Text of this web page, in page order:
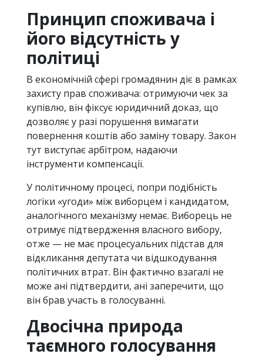
Принцип споживача і
його відсутність у
політиці
В економічній сфері громадянин діє в рамках
захисту прав споживача: отримуючи чек за
купівлю, він фіксує юридичний доказ, що
дозволяє у разі порушення вимагати
повернення коштів або заміну товару. Закон
тут виступає арбітром, надаючи
інструменти компенсації.
У політичному процесі, попри подібність
логіки «угоди» між виборцем і кандидатом,
аналогічного механізму немає. Виборець не
отримує підтвердження власного вибору,
отже — не має процесуальних підстав для
відкликання депутата чи відшкодування
політичних втрат. Він фактично взагалі не
може ані підтвердити, ані заперечити, що
він брав участь в голосуванні.
Двосічна природа
таємного голосування